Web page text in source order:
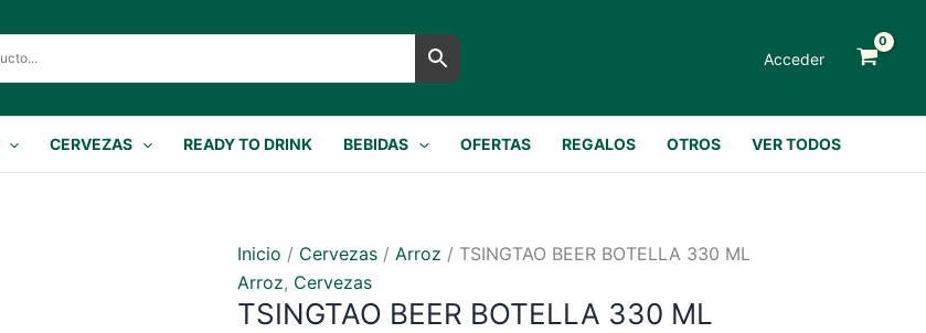
Acceder
CERVEZAS READY TO DRINK BEBIDAS OFERTAS REGALOS OTROS VER TODOS
Inicio / Cervezas / Arroz / TSINGTAO BEER BOTELLA 330 ML
Arroz, Cervezas
TSINGTAO BEER BOTELLA 330 ML